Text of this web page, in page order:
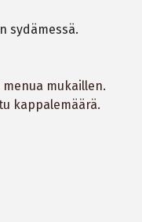
sydämessä.
mukaillen.
kappalemäärä.